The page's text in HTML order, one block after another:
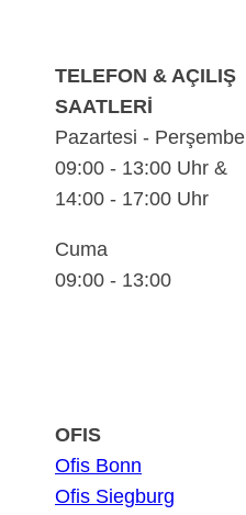
TELEFON & AÇILIŞ
SAATLERİ
Pazartesi - Perşembe
09:00 - 13:00 Uhr &
14:00 - 17:00 Uhr
Cuma
09:00 - 13:00
OFIS
Ofis Bonn
Ofis Siegburg